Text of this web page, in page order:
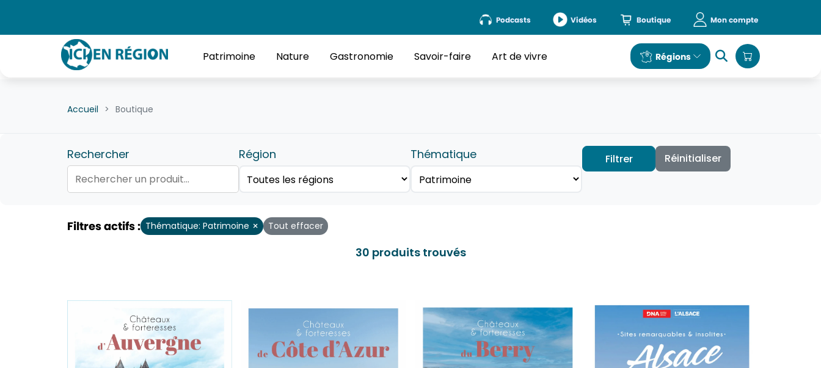
Podcasts Vidéos Boutique Mon compte
Patrimoine Nature Gastronomie Savoir-faire Art de vivre Régions
Accueil Boutique
Rechercher Région Thématique Filtrer Réinitialiser
Filtres actifs : Thématique: Patrimoine × Tout effacer
30 produits trouvés